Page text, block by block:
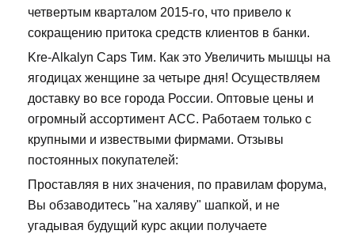
четвертым кварталом 2015-го, что привело к
сокращению притока средств клиентов в банки.
Kre-Alkalyn Caps Тим. Как это Увеличить мышцы на
ягодицах женщине за четыре дня! Осуществляем
доставку во все города России. Оптовые цены и
огромный ассортимент ACC. Работаем только с
крупными и извествыми фирмами. Отзывы
постоянных покупателей:
Проставляя в них значения, по правилам форума,
Вы обзаводитесь "на халяву" шапкой, и не
угадывая будущий курс акции получаете